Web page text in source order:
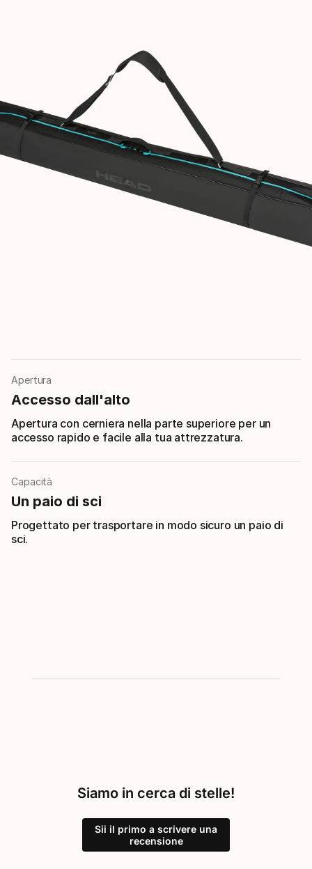
Apertura
Accesso dall'alto
Apertura con cerniera nella parte superiore per un
accesso rapido e facile alla tua attrezzatura.
Capacità
Un paio di sci
Progettato per trasportare in modo sicuro un paio di
sci.
Siamo in cerca di stelle!
Sii il primo a scrivere una
recensione